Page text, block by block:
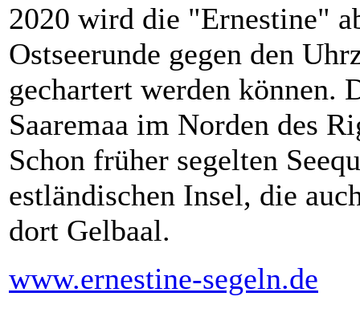
2020 wird die "Ernestine"
Ostseerunde gegen den
gechartert werden können.
Saaremaa im Norden des
Schon früher segelten
estländischen Insel, die
dort Gelbaal.
www.ernestine-segeln.de